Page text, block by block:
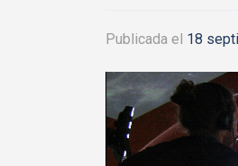
Publicada el 18